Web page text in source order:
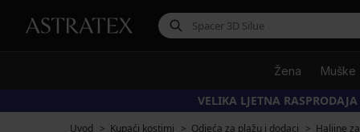
Žena Muške
VELIKA LJETNA
Uvod Kupaći kostimi Odjeća za plažu i dodaci Haljine